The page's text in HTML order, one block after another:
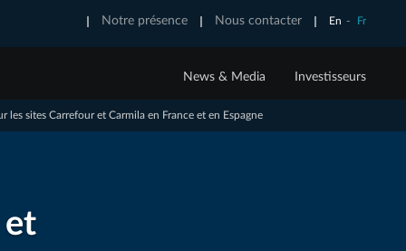
En - Fr
Notre présence Nous contacter
EXPERTISE
& maintenance
SOLUTIONS TECH CREATIVE OOH
News & Media
URBAINE
Investisseurs
CONTACTS
sites Carrefour et Carmila en France et en Espagne
et